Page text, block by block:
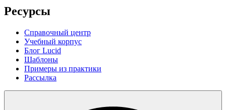
Ресурсы
Справочный центр
Учебный корпус
Блог Lucid
Шаблоны
Примеры из практики
Рассылка